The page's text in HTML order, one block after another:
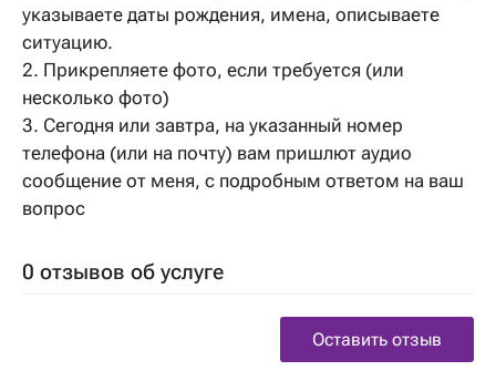
указываете даты рождения, имена, описываете
ситуацию.
2. Прикрепляете фото, если требуется (или
несколько фото)
3. Сегодня или завтра, на указанный номер
телефона (или на почту) вам пришлют аудио
сообщение от меня, с подробным ответом на ваш
вопрос
0 отзывов об услуге
Оставить отзыв